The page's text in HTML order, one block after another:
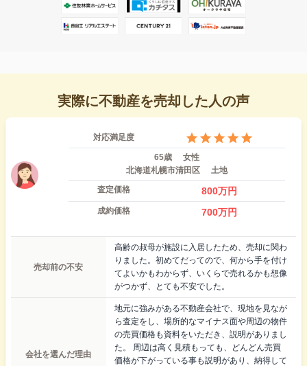
実際に不動産を売却した人の声
対応満足度
65歳
女性
北海道札幌市清田区
土地
査定価格
800万円
成約価格 700万円
売却前の不安
高齢の叔母が施設に入居したため、売却に関わ
りました。初めてだってので、何から手を付け
てよいかもわからず、いくらで売れるかも想像
がつかず、とても不安でした。
会社を選んだ理由
地元に強みがある不動産会社で、現地を見なが
ら査定をし、場所的なマイナス面や周辺の物件
の売買価格も資料をいただき、説明がありまし
た。 周辺は高く見積もっても、どんどん売買
価格が下がっている事も説明があり、納得して